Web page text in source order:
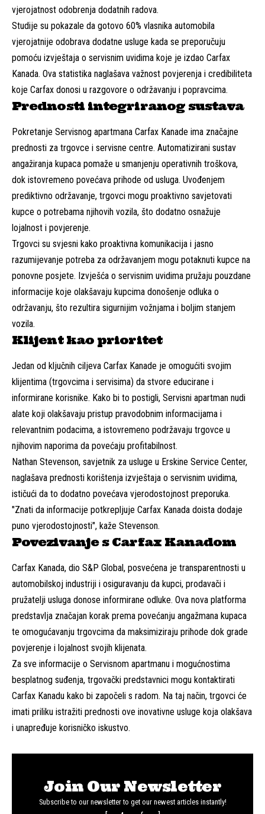
vjerojatnost odobrenja dodatnih radova.
Studije su pokazale da gotovo 60% vlasnika automobila
vjerojatnije odobrava dodatne usluge kada se preporučuju
pomoću izvještaja o servisnim uvidima koje je izdao Carfax
Kanada. Ova statistika naglašava važnost povjerenja i credibiliteta
koje Carfax donosi u razgovore o održavanju i popravcima.
Prednosti integriranog sustava
Pokretanje Servisnog apartmana Carfax Kanade ima značajne
prednosti za trgovce i servisne centre. Automatizirani sustav
angažiranja kupaca pomaže u smanjenju operativnih troškova,
dok istovremeno povećava prihode od usluga. Uvođenjem
prediktivno održavanje, trgovci mogu proaktivno savjetovati
kupce o potrebama njihovih vozila, što dodatno osnažuje
lojalnost i povjerenje.
Trgovci su svjesni kako proaktivna komunikacija i jasno
razumijevanje potreba za održavanjem mogu potaknuti kupce na
ponovne posjete. Izvješća o servisnim uvidima pružaju pouzdane
informacije koje olakšavaju kupcima donošenje odluka o
održavanju, što rezultira sigurnijim vožnjama i boljim stanjem
vozila.
Klijent kao prioritet
Jedan od ključnih ciljeva Carfax Kanade je omogućiti svojim
klijentima (trgovcima i servisima) da stvore educirane i
informirane korisnike. Kako bi to postigli, Servisni apartman nudi
alate koji olakšavaju pristup pravodobnim informacijama i
relevantnim podacima, a istovremeno podržavaju trgovce u
njihovim naporima da povećaju profitabilnost.
Nathan Stevenson, savjetnik za usluge u Erskine Service Center,
naglašava prednosti korištenja izvještaja o servisnim uvidima,
ističući da to dodatno povećava vjerodostojnost preporuka.
"Znati da informacije potkrepljuje Carfax Kanada doista dodaje
puno vjerodostojnosti", kaže Stevenson.
Povezivanje s Carfax Kanadom
Carfax Kanada, dio S&P Global, posvećena je transparentnosti u
automobilskoj industriji i osiguravanju da kupci, prodavači i
pružatelji usluga donose informirane odluke. Ova nova platforma
predstavlja značajan korak prema povećanju angažmana kupaca
te omogućavanju trgovcima da maksimiziraju prihode dok grade
povjerenje i lojalnost svojih klijenata.
Za sve informacije o Servisnom apartmanu i mogućnostima
besplatnog suđenja, trgovački predstavnici mogu kontaktirati
Carfax Kanadu kako bi započeli s radom. Na taj način, trgovci će
imati priliku istražiti prednosti ove inovativne usluge koja olakšava
i unapređuje korisničko iskustvo.
Join Our Newsletter
Subscribe to our newsletter to get our newest articles instantly!